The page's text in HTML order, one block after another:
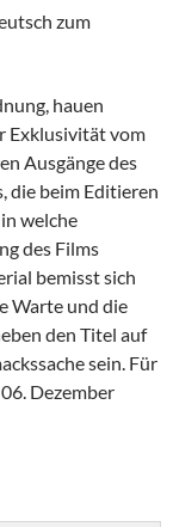
zum
hauen
Exklusivität vom
Ausgänge des
die beim Editieren
welche
des Films
bemisst sich
Warte und die
den Titel auf
sein. Für
Dezember